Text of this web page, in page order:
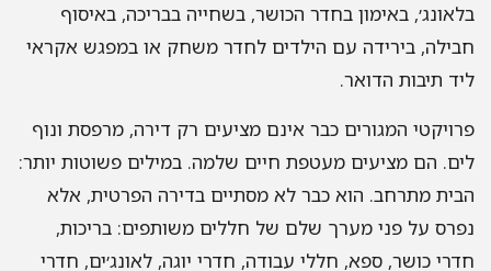
באימון בחדר הכושר, בשחייה בבריכה, באיסוף
בירידה עם הילדים לחדר משחק או במפגש אקראי
תיבות הדואר.
המגורים כבר אינם מציעים רק דירה, מרפסת ונוף
הם מציעים מעטפת חיים שלמה. במילים פשוטות יותר:
מתרחב. הוא כבר לא מסתיים בדירה הפרטית, אלא
על פני מערך שלם של חללים משותפים: בריכות,
כושר, ספא, חללי עבודה, חדרי יוגה, לאונג׳ים, חדרי